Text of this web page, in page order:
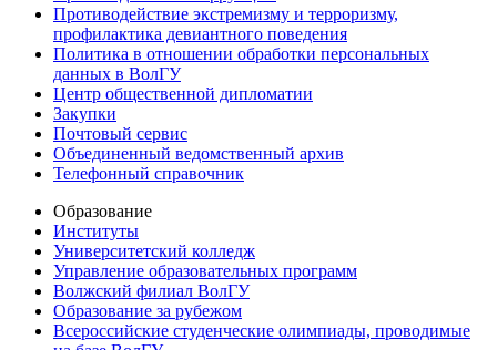
Противодействие экстремизму и терроризму,
профилактика девиантного поведения
Политика в отношении обработки персональных
данных в ВолГУ
Центр общественной дипломатии
Закупки
Почтовый сервис
Объединенный ведомственный архив
Телефонный справочник
Образование
Институты
Университетский колледж
Управление образовательных программ
Волжский филиал ВолГУ
Образование за рубежом
Всероссийские студенческие олимпиады, проводимые